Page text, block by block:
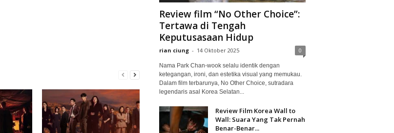
Review film “No Other Choice”:
Tertawa di Tengah
Keputusasaan Hidup
rian ciung - 14 Oktober 2025 0
Nama Park Chan-wook selalu identik dengan
ketegangan, ironi, dan estetika visual yang memukau.
Dalam film terbarunya, No Other Choice, sutradara
legendaris asal Korea Selatan...
Review Film Korea Wall to
Wall: Suara Yang Tak Pernah
Benar-Benar...